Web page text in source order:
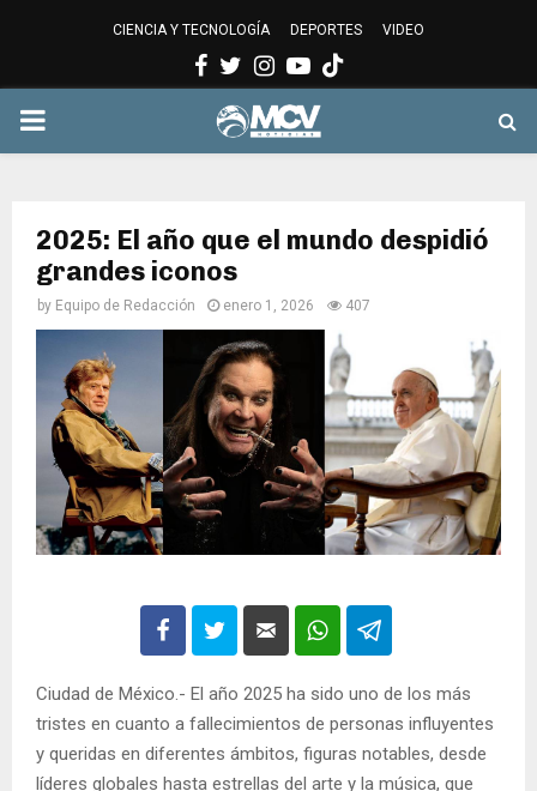
CIENCIA Y TECNOLOGÍA DEPORTES VIDEO
Facebook
Twitter
Instagram
Youtube
PRIMARY
2025: El año que el mundo despidió
grandes iconos
by Equipo de Redacción enero 1, 2026 407
Ciudad de México.- El año 2025 ha sido uno de los más
tristes en cuanto a fallecimientos de personas influyentes
y queridas en diferentes ámbitos, figuras notables, desde
líderes globales hasta estrellas del arte y la música, que